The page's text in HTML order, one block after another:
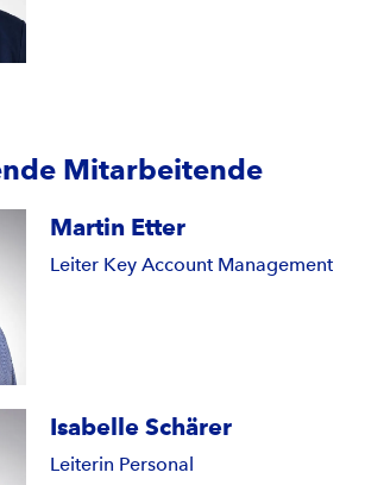
Mitarbeitende
Martin Etter
Leiter Key Account Management
Isabelle Schärer
Leiterin Personal